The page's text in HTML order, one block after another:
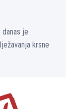
danas je
krsne